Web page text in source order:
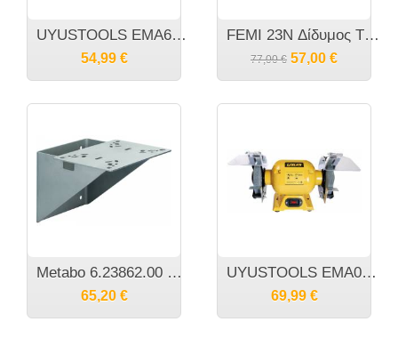
UYUSTOOLS EMA6U Δίδυμος τροχός πάγκου 350 Watt
54,99 €
FEMI 23N Δίδυμος Τροχός Πάγκου
77,00 € 57,00 €
Metabo 6.23862.00 Βάση Τοίχου για Δίδυμους Τροχούς 2010
65,20 €
UYUSTOOLS EMΑ08U Δίδυμος τροχός πάγκου 550 Watt
69,99 €